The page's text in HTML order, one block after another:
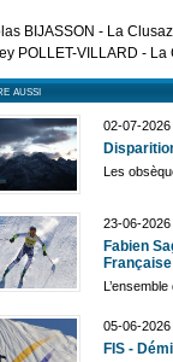
BIJASSON - La
POLLET-VILLARD -
aussi
02-07-2026
Les
23-06-2026
Fabien
05-06-2026
FIS -